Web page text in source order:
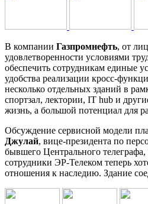
В компании Газпромнефть, от
удовлетворенности условиями
обеспечить сотрудникам единые
удобства реализации кросс-
несколько отдельных зданий в
спортзал, лектории, IT hub и
жизнь, а большой потенциал для
Обсуждение сервисной модели
Джулай, вице-президента по
бывшего Центрального
сотрудники ЭР-Телеком теперь
отношения к наследию. Здание